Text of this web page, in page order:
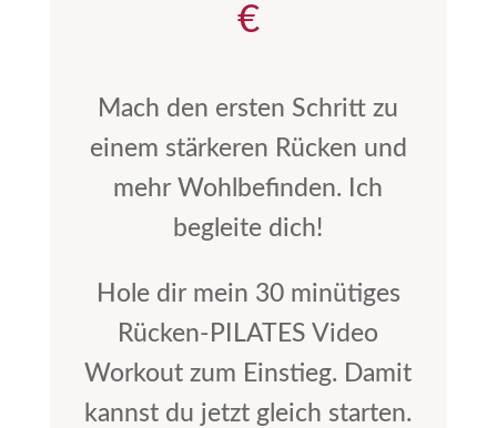
€
Mach den ersten Schritt zu
einem stärkeren Rücken und
mehr Wohlbefinden. Ich
begleite dich!
Hole dir mein 30 minütiges
Rücken-PILATES Video
Workout zum Einstieg. Damit
kannst du jetzt gleich starten.